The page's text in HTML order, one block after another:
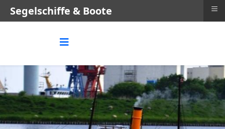
Segelschiffe & Boote ≡